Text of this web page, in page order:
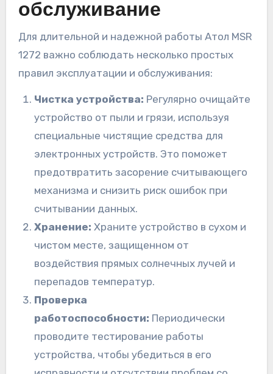
обслуживание
Для длительной и надежной работы Атол MSR
1272 важно соблюдать несколько простых
правил эксплуатации и обслуживания:
Чистка устройства: Регулярно очищайте
устройство от пыли и грязи, используя
специальные чистящие средства для
электронных устройств. Это поможет
предотвратить засорение считывающего
механизма и снизить риск ошибок при
считывании данных.
Хранение: Храните устройство в сухом и
чистом месте, защищенном от
воздействия прямых солнечных лучей и
перепадов температур.
Проверка
работоспособности: Периодически
проводите тестирование работы
устройства, чтобы убедиться в его